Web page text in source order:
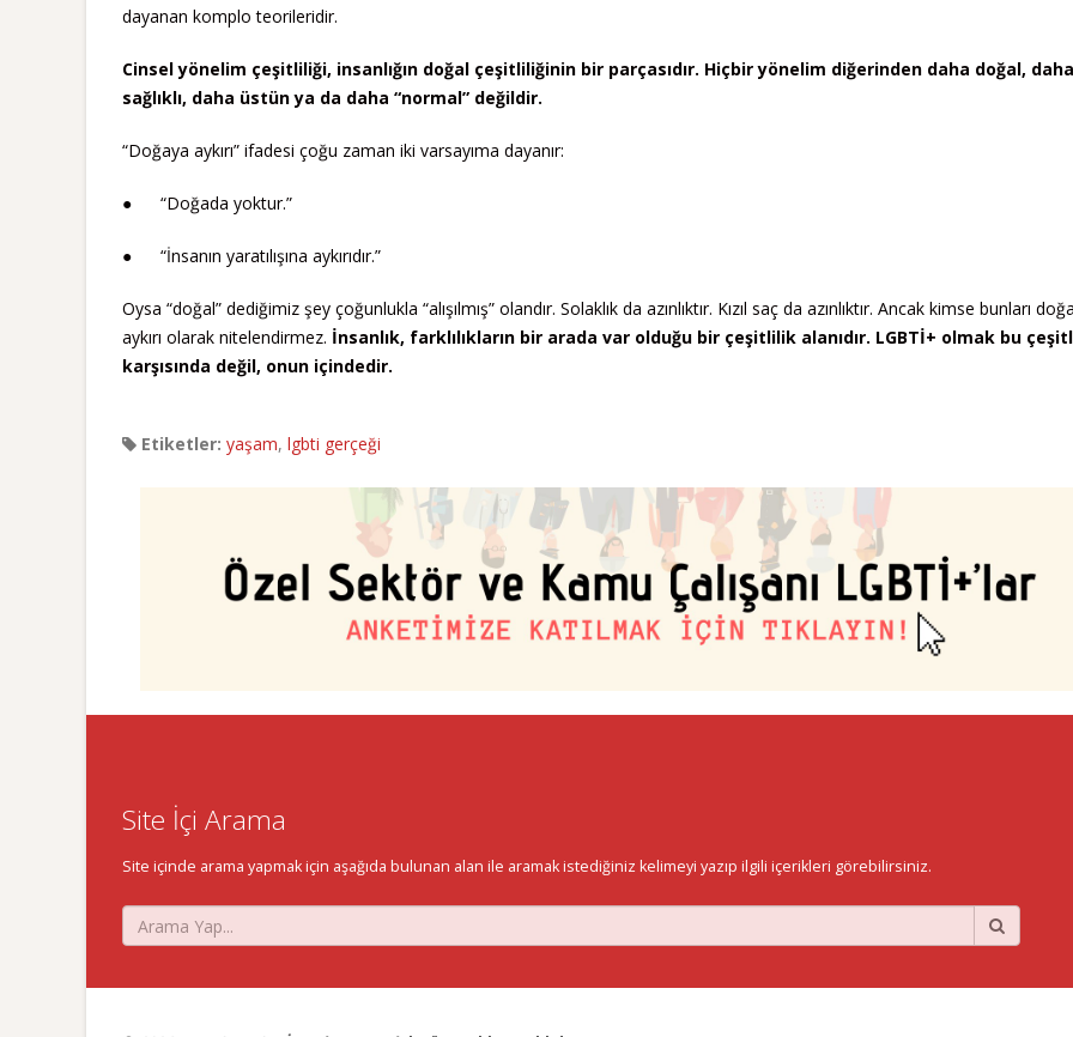
dayanan komplo teorileridir.
Cinsel yönelim çeşitliliği, insanlığın doğal çeşitliliğinin bir parçasıdır. Hiçbir yönelim diğerinden daha doğal, daha
sağlıklı, daha üstün ya da daha “normal” değildir.
“Doğaya aykırı” ifadesi çoğu zaman iki varsayıma dayanır:
● “Doğada yoktur.”
● “İnsanın yaratılışına aykırıdır.”
Oysa “doğal” dediğimiz şey çoğunlukla “alışılmış” olandır. Solaklık da azınlıktır. Kızıl saç da azınlıktır. Ancak kimse bunları
aykırı olarak nitelendirmez. İnsanlık, farklılıkların bir arada var olduğu bir çeşitlilik alanıdır. LGBTİ+ olmak bu
karşısında değil, onun içindedir.
Etiketler: yaşam, lgbti gerçeği
Site İçi Arama
Site içinde arama yapmak için aşağıda bulunan alan ile aramak istediğiniz kelimeyi yazıp ilgili içerikleri görebilirsiniz.